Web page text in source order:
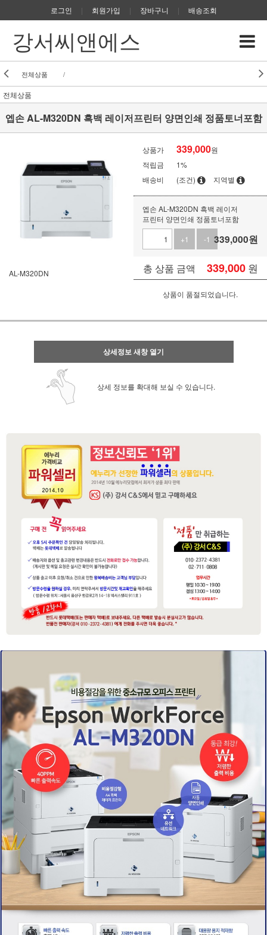
로그인 | 회원가입 | 장바구니 | 배송조회
강서씨앤에스
전체상품 /
전체상품
엡손 AL-M320DN 흑백 레이저프린터 양면인쇄 정품토너포함
AL-M320DN
상품가 339,000원
적립금
1%
배송비
(조건) 지역별
엡손 AL-M320DN 흑백 레이저
프린터 양면인쇄 정품토너포함
+1
-1 339,000원
총 상품 금액 339,000 원
상품이 품절되었습니다.
상세정보 새창 열기
상세 정보를 확대해 보실 수 있습니다.